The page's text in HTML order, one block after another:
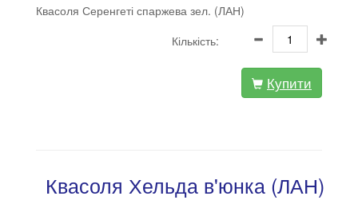
Квасоля Серенгеті спаржева зел. (ЛАН)
Кількість:
Купити
Квасоля Хельда в'юнка (ЛАН)